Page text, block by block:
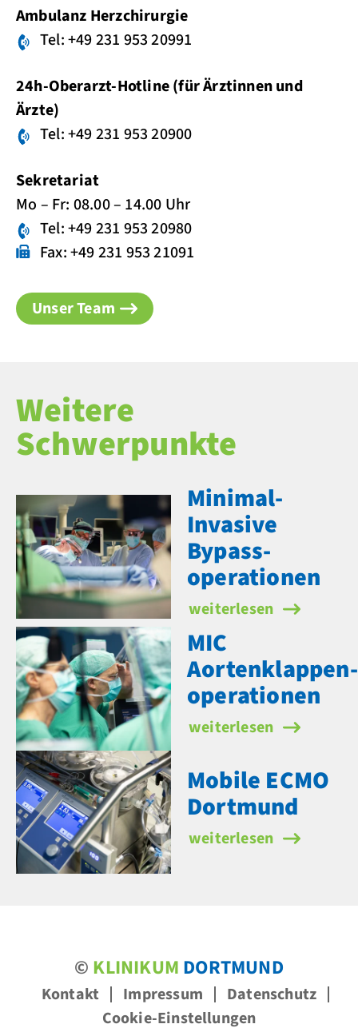
Ambulanz Herzchirurgie
Tel: +49 231 953 20991
24h-Oberarzt-Hotline (für Ärztinnen und
Ärzte)
Tel: +49 231 953 20900
Sekretariat
Mo – Fr: 08.00 – 14.00 Uhr
Tel: +49 231 953 20980
Fax: +49 231 953 21091
Unser Team
Weitere
Schwerpunkte
Minimal-
Invasive
Bypass­
operationen
Minimal-Invasive
weiterlesen
MIC
Aortenklappen­
operationen
MIC
weiterlesen
Mobile ECMO
Dortmund
Mobile ECMO Dortmund
weiterlesen
© KLINIKUM DORTMUND
Kontakt Impressum
Datenschutz
Cookie-Einstellungen